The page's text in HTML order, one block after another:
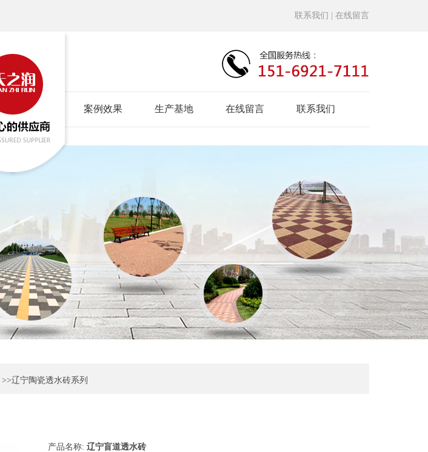
| 在线留言
联系我们
案例效果 生产基地 在线留言 联系我们
>>辽宁陶瓷透水砖系列
产品名称: 辽宁盲道透水砖